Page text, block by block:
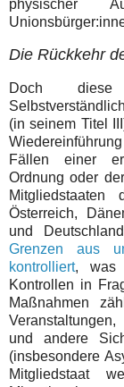
physischer
Die Rückkehr
Doch diese
(in seinem Titel
Fällen einer
Ordnung oder
Österreich,
und
Grenzen aus
kontrolliert, was
Kontrollen in
Maßnahmen
und andere
(insbesondere
Mitgliedstaat